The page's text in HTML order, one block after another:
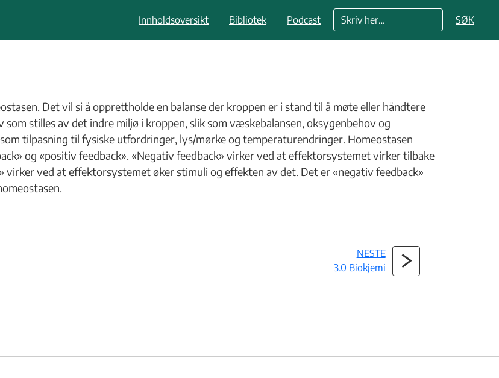
Innholdsoversikt Bibliotek Podcast SØK
Det vil si å opprettholde en balanse der kroppen er i stand til å møte eller håndtere
stilles av det indre miljø i kroppen, slik som væskebalansen, oksygenbehov og
tilpasning til fysiske utfordringer, lys/mørke og temperaturendringer. Homeostasen
og «positiv feedback». «Negativ feedback» virker ved at effektorsystemet virker tilbake
virker ved at effektorsystemet øker stimuli og effekten av det. Det er «negativ feedback»
NESTE
3.0 Biokjemi